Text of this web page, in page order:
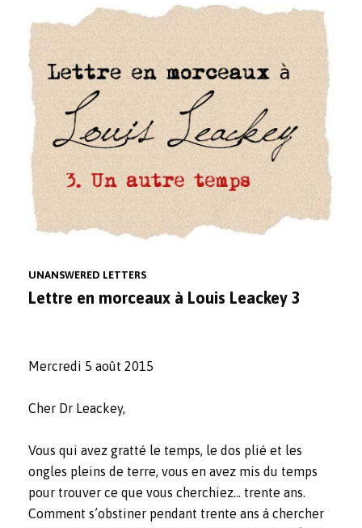
UNANSWERED LETTERS
Lettre en morceaux à Louis Leackey 3
Mercredi 5 août 2015
Cher Dr Leackey,
Vous qui avez gratté le temps, le dos plié et les
ongles pleins de terre, vous en avez mis du temps
pour trouver ce que vous cherchiez… trente ans.
Comment s’obstiner pendant trente ans à chercher